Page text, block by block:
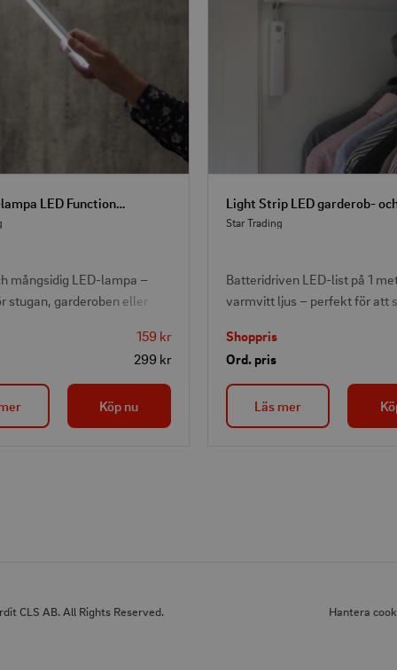
Allround-lampa LED Functional / Sminklampa
mångsidig LED-lampa –
stugan, garderoben eller
att trycka på ena
via USB och lyser i 2,5
beroende på ljusstyrka.
dagsljus med jämnt och
159 kr
299 kr
Köp nu
Star Trading
Batteridriven LED-list på 1
varmvitt ljus – perfekt för att
garderoben eller i skåp. Kan
på rörelsesensor eller
Enkel montering med
tejp på baksidan av både list
batteridosa.
Shoppris
Ord. pris
Läs mer
CLS AB. All Rights Reserved. Hantera